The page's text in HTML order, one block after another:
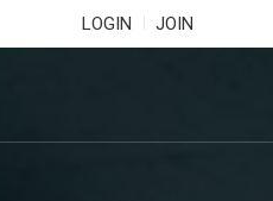
LOGIN JOIN